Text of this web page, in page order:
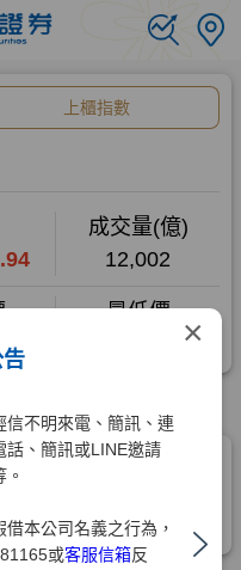
×
信不明來電、簡訊、連
話、簡訊或LINE邀請
本公司名義之行為，
或客服信箱反